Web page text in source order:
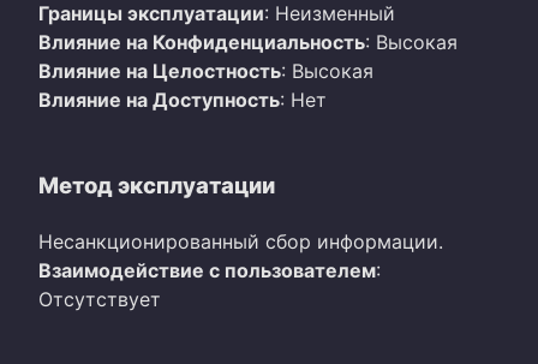
Границы эксплуатации: Неизменный
Влияние на Конфиденциальность: Высокая
Влияние на Целостность: Высокая
Влияние на Доступность: Нет
Метод эксплуатации
Несанкционированный сбор информации.
Взаимодействие с пользователем:
Отсутствует